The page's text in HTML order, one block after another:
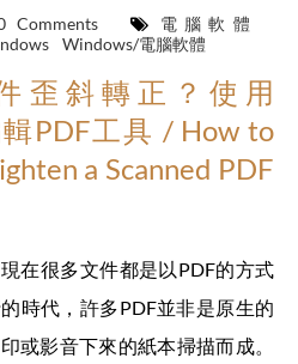
Comments
電腦軟體
Windows/電腦軟體
歪斜轉正？使用
PDF工具 / How to
a Scanned PDF
在很多文件都是以PDF的方式
時代，許多PDF並非是原生的
或影音下來的紙本掃描而成。